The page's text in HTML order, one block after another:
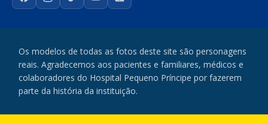
FacebookInstagram
TikTokYouTubeLinkedIn
Os modelos de todas as fotos deste site são personagens
reais. Agradecemos aos pacientes e familiares, médicos e
colaboradores do Hospital Pequeno Príncipe por fazerem
parte da história da instituição.